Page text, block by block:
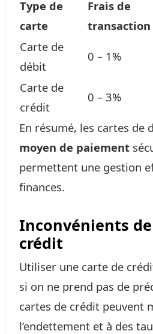
Type de
carte
Frais de
transaction
Carte de
débit
0 – 1%
Carte de
crédit
0 – 3%
En résumé, les cartes de
moyen de paiement
permettent une gestion
finances.
Inconvénients
crédit
Utiliser une carte de
si on ne prend pas de
cartes de crédit peuvent
l’endettement et à des